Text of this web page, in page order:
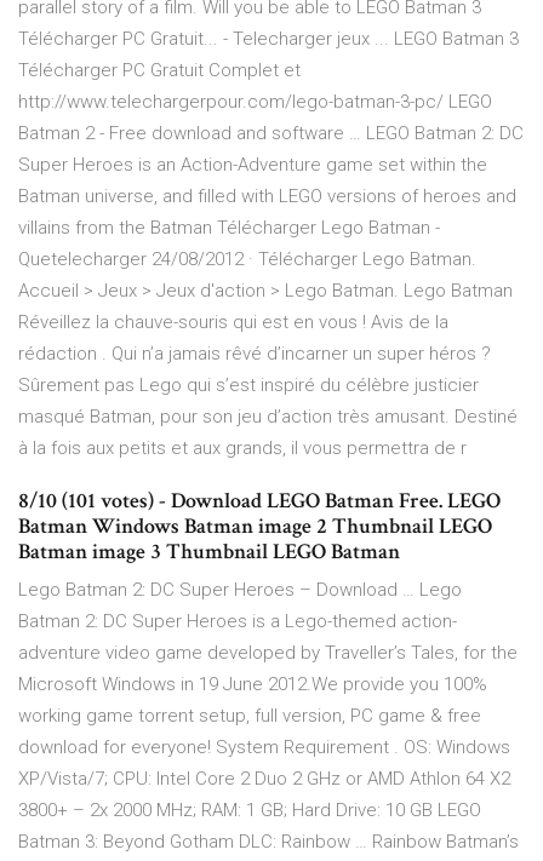
parallel story of a film. Will you be able to LEGO Batman 3
Télécharger PC Gratuit... - Telecharger jeux ... LEGO Batman 3
Télécharger PC Gratuit Complet et
http://www.telechargerpour.com/lego-batman-3-pc/ LEGO
Batman 2 - Free download and software … LEGO Batman 2: DC
Super Heroes is an Action-Adventure game set within the
Batman universe, and filled with LEGO versions of heroes and
villains from the Batman Télécharger Lego Batman -
Quetelecharger 24/08/2012 · Télécharger Lego Batman.
Accueil > Jeux > Jeux d'action > Lego Batman. Lego Batman
Réveillez la chauve-souris qui est en vous ! Avis de la
rédaction . Qui n’a jamais rêvé d’incarner un super héros ?
Sûrement pas Lego qui s’est inspiré du célèbre justicier
masqué Batman, pour son jeu d’action très amusant. Destiné
à la fois aux petits et aux grands, il vous permettra de r
8/10 (101 votes) - Download LEGO Batman Free. LEGO
Batman Windows Batman image 2 Thumbnail LEGO
Batman image 3 Thumbnail LEGO Batman
Lego Batman 2: DC Super Heroes – Download … Lego
Batman 2: DC Super Heroes is a Lego-themed action-
adventure video game developed by Traveller’s Tales, for the
Microsoft Windows in 19 June 2012.We provide you 100%
working game torrent setup, full version, PC game & free
download for everyone! System Requirement . OS: Windows
XP/Vista/7; CPU: Intel Core 2 Duo 2 GHz or AMD Athlon 64 X2
3800+ – 2x 2000 MHz; RAM: 1 GB; Hard Drive: 10 GB LEGO
Batman 3: Beyond Gotham DLC: Rainbow … Rainbow Batman’s